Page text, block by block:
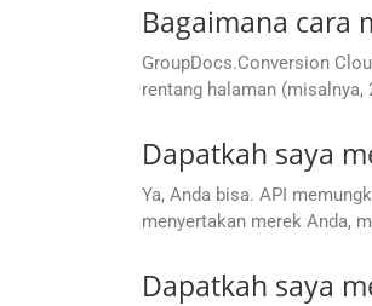
Bagaimana cara
GroupDocs.Conversion
rentang halaman
Dapatkah saya
Ya, Anda bisa. API
menyertakan merek Anda,
Dapatkah saya